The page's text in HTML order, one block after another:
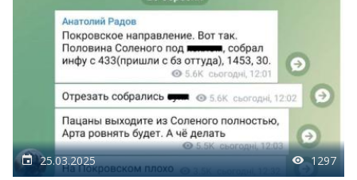
25.03.2025 1297